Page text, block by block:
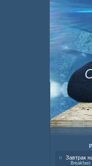
Завтрак
Breakfast